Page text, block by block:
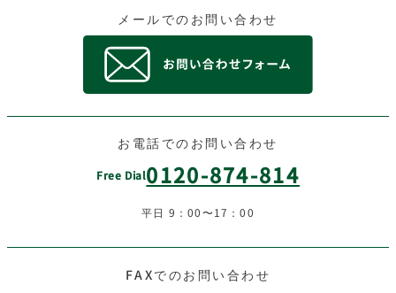
メールでのお問い合わせ
お電話でのお問い合わせ
Free Dial0120-874-814
平日 9：00〜17：00
FAXでのお問い合わせ